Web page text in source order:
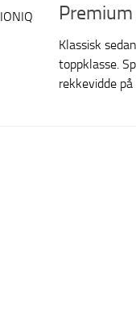
Klassisk
toppklasse.
rekkevidde